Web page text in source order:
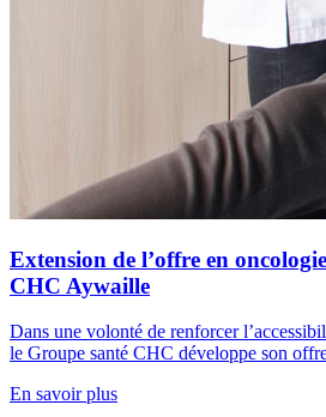
Extension de l’offre en
CHC Aywaille
Dans une volonté de renforcer
le Groupe santé CHC développe son
En savoir plus